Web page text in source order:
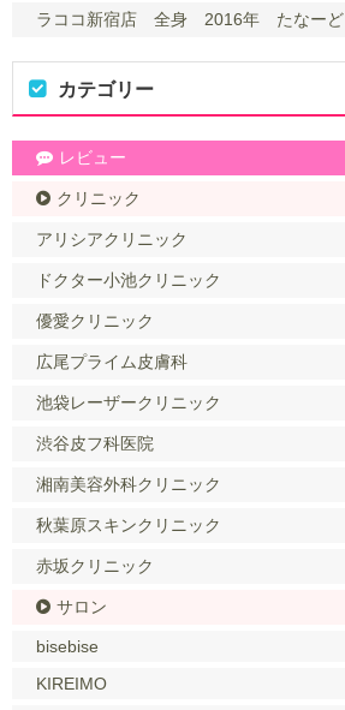
ラココ新宿店 全身 2016年 たなーど
カテゴリー
レビュー
クリニック
アリシアクリニック
ドクター小池クリニック
優愛クリニック
広尾プライム皮膚科
池袋レーザークリニック
渋谷皮フ科医院
湘南美容外科クリニック
秋葉原スキンクリニック
赤坂クリニック
サロン
bisebise
KIREIMO